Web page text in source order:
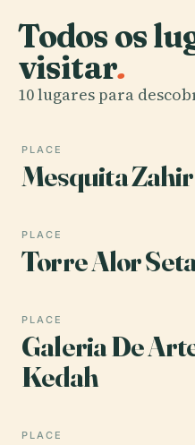
Todos os
visitar.
10 lugares para
PLACE
Mesquita Zahir
PLACE
Torre Alor
PLACE
Galeria De
Kedah
PLACE